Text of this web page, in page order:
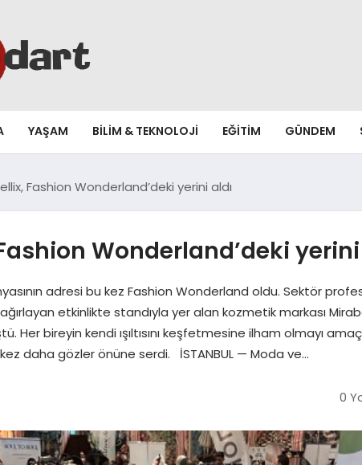
YAŞAM BILIM & TEKNOLOJI EĞITIM GÜNDEM
Fashion Wonderland’deki yerini aldı
Wonderland’deki yerini
adresi bu kez Fashion Wonderland oldu. Sektör
etkinlikte standıyla yer alan kozmetik markası
Her bireyin kendi ışıltısını keşfetmesine ilham olmayı
daha gözler önüne serdi. İSTANBUL — Moda ve…
0